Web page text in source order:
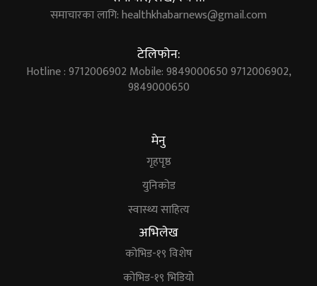
समाचारका लागि:healthkhabarnews@gmail.com
टेलिफोन:
Hotline : 9712006902 Mobile: 9849000650 9712006902,
9849000650
मेनु
गृहपृष्ठ
युनिकोड
स्वास्थ्य साहित्य
अभिलेख
कोभिड-१९ विशेष
कोभिड-१९ भिडियो